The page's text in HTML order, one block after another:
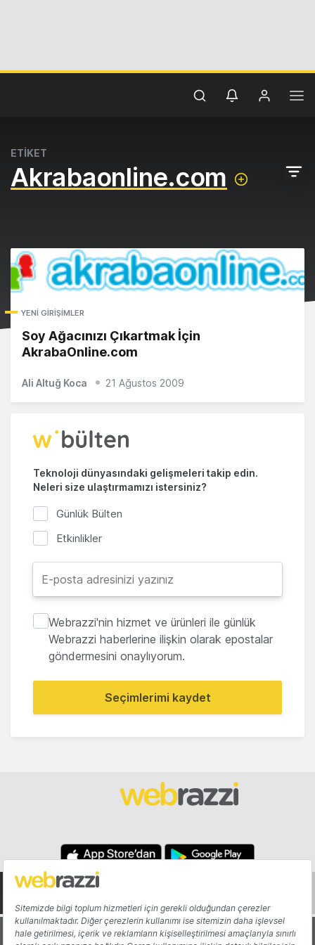
ETİKET
Akrabaonline.com
YENI GIRIŞIMLER
Soy Ağacınızı Çıkartmak İçin
AkrabaOnline.com
Ali Altuğ Koca 21 Ağustos 2009
Teknoloji dünyasındaki gelişmeleri takip edin.
Neleri size ulaştırmamızı istersiniz?
Günlük Bülten
Etkinlikler
Webrazzi'nin hizmet ve ürünleri ile günlük
Webrazzi haberlerine ilişkin olarak epostalar
göndermesini onaylıyorum.
Seçimlerimi kaydet
Hakkında Yazarlar